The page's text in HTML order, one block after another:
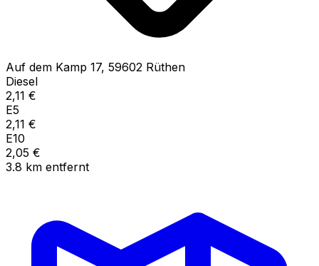
Auf dem Kamp 17, 59602 Rüthen
Diesel
2,11 €
E5
2,11 €
E10
2,05 €
3.8 km entfernt